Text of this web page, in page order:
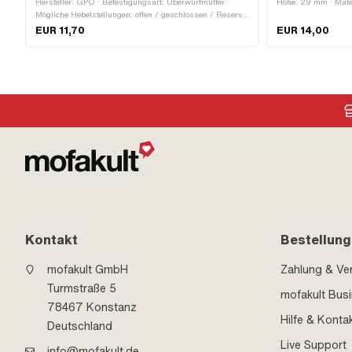
Hersteller: GPO · Befestigungsart: Überwurfmutter ·
Mögliche Hebelstellungen: offen / geschlossen / Reserve
· Material Hebel: Metall · Filterart: Kunststoffnetz ·
EUR 11,70
Höhe: 29 mm ·
Aussenzweikant ·
EUR 14,00
Kontakt
mofakult GmbH
Turmstraße 5
78467 Konstanz
Deutschland
Bestellung
Zahlung &
mofakult
Hilfe &
Live Support